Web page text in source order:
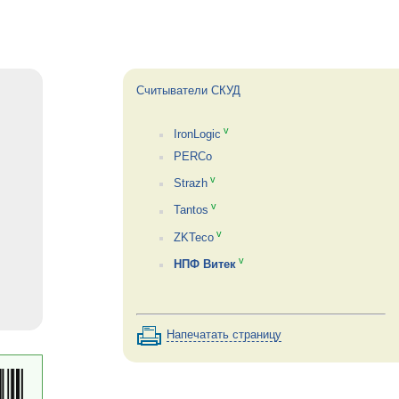
Считыватели СКУД
IronLogic v
PERCo
Strazh v
Tantos v
ZKTeco v
НПФ Витек v
Напечатать страницу